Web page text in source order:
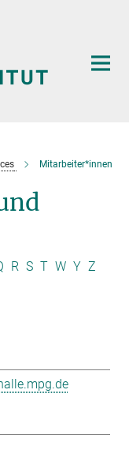
Mitarbeiter*innen
R S T W Y Z